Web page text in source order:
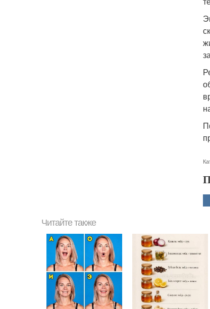
Читайте также